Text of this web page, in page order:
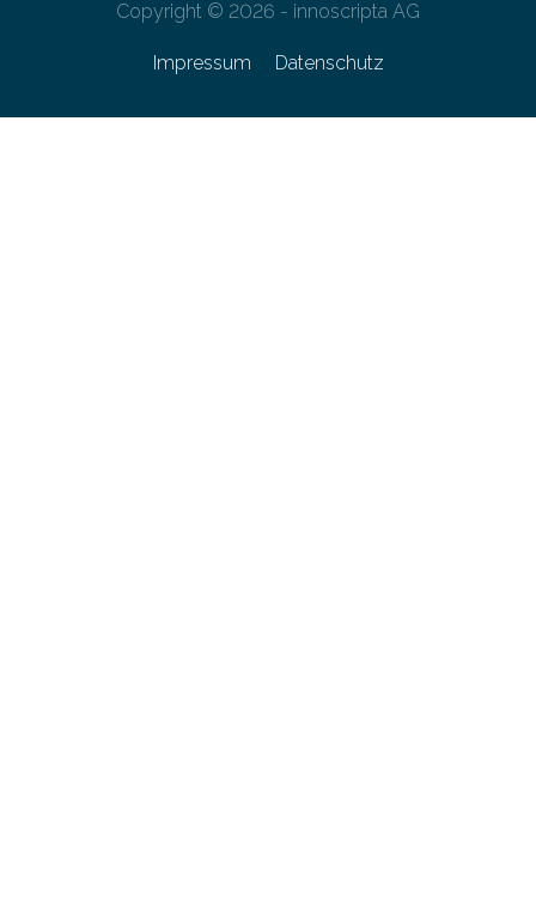
Copyright © 2026 - innoscripta AG
Impressum Datenschutz